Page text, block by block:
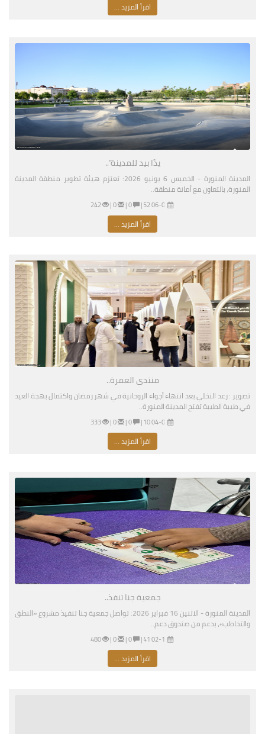
اقرأ المزيد ...
يدًا بيد للمدينة”..
المدينة المنورة - الخميس 6 يونيو 2026: تعتزم هيئة تطوير منطقة المدينة
المنورة، بالتعاون مع أمانة منطقة..
06-04-2026 04:52 مساءً |
0 |
0 |
242
اقرأ المزيد ...
منتدى العمرة..
تصوير : رعد النخلي بعد انتهاء أجواء الروحانية في شهر رمضان واكتمال بهجة العيد
في طيبة الطيبة تفتح المدينة المنورة..
04-02-2026 07:10 مساءً |
0 |
0 |
333
اقرأ المزيد ...
جمعية جنا تنفذ..
المدينة المنورة - الاثنين 16 فبراير 2026: تواصل جمعية جنا تنفيذ مشروع «النطق
والتخاطب»، بدعم من صندوق دعم..
02-16-2026 04:41 مساءً |
0 |
0 |
480
اقرأ المزيد ...